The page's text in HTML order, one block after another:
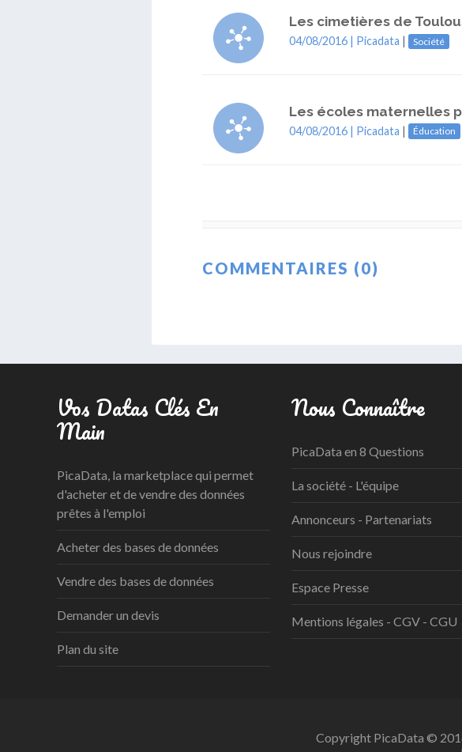
Les cimetières de
04/08/2016 | Picadata | Société
Les écoles maternelles
04/08/2016 | Picadata | Éducation
COMMENTAIRES (0)
Vos Datas Clés En
Main
PicaData, la marketplace qui permet
d'acheter et de vendre des données
prêtes à l'emploi
Acheter des bases de données
Vendre des bases de données
Demander un devis
Plan du site
Nous Connaître
PicaData en 8 Questions
La société - L'équipe
Annonceurs - Partenariats
Nous rejoindre
Espace Presse
Mentions légales - CGV - CGU
Copyright PicaData ©